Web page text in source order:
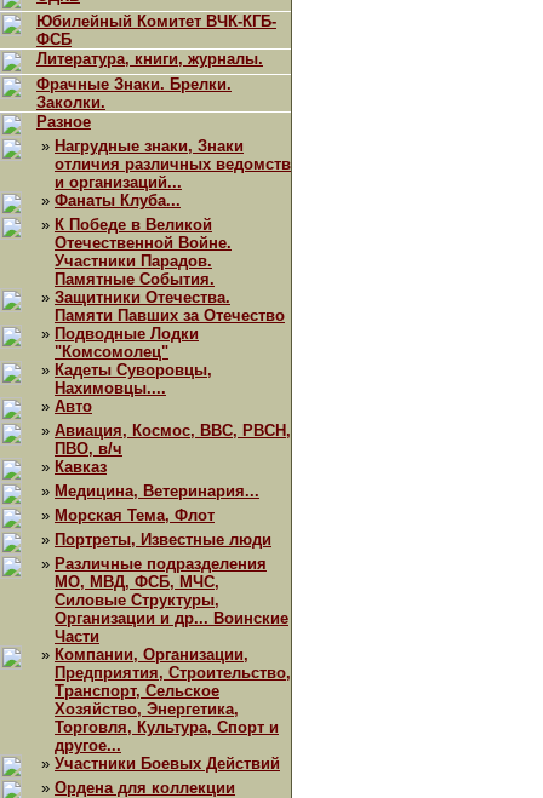
Юбилейный Комитет ВЧК-КГБ-
ФСБ
Литература, книги, журналы.
Фрачные Знаки. Брелки.
Заколки.
Разное
» Нагрудные знаки, Знаки
отличия различных ведомств
и организаций...
» Фанаты Клуба...
» К Победе в Великой
Отечественной Войне.
Участники Парадов.
Памятные События.
» Защитники Отечества.
Памяти Павших за Отечество
» Подводные Лодки
"Комсомолец"
» Кадеты Суворовцы,
Нахимовцы....
» Авто
» Авиация, Космос, ВВС, РВСН,
ПВО, в/ч
» Кавказ
» Медицина, Ветеринария...
» Морская Тема, Флот
» Портреты, Известные люди
» Различные подразделения
МО, МВД, ФСБ, МЧС,
Силовые Структуры,
Организации и др... Воинские
Части
» Компании, Организации,
Предприятия, Строительство,
Транспорт, Сельское
Хозяйство, Энергетика,
Торговля, Культура, Спорт и
другое...
» Участники Боевых Действий
» Ордена для коллекции